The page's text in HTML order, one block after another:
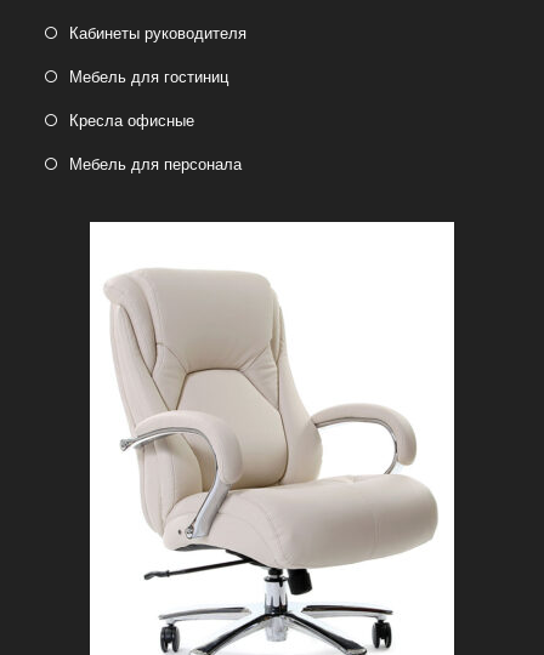
Кабинеты руководителя
Мебель для гостиниц
Кресла офисные
Мебель для персонала